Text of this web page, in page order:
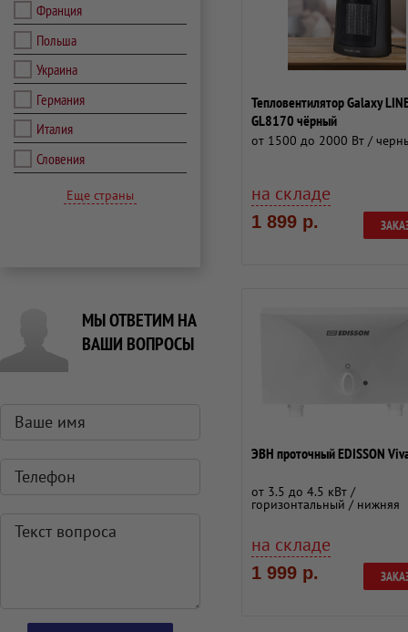
Франция
Польша
Украина
Германия
Италия
Словения
Еще страны
МЫ ОТВЕТИМ НА
ВАШИ ВОПРОСЫ
Тепловентилятор Galaxy
GL8170 чёрный
от 1500 до 2000 Вт /
на складе
1 899 р.
ЭВН проточный EDISSON
от 3.5 до 4.5 кВт /
горизонтальный / нижняя
на складе
1 999 р.